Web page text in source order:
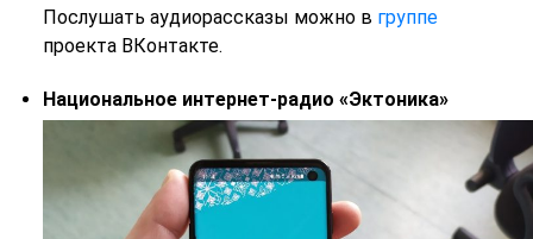
Послушать аудиорассказы можно в группе
проекта ВКонтакте.
Национальное интернет-радио «Эктоника»